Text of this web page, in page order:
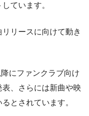
ています。
リースに向けて動き
にファンクラブ向け
、さらには新曲や映
とされています。